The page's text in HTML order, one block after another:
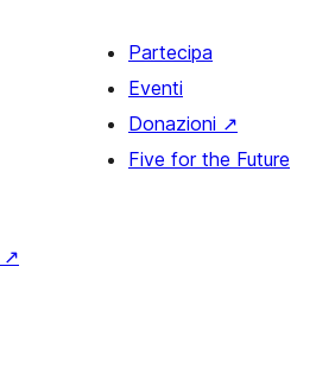
Partecipa
Eventi
Donazioni ↗
Five for the Future
↗